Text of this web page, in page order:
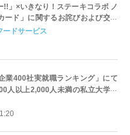
!!」×いきなり！ステーキコラボ ノ
ード」に関するお詫びおよび交換
内
ードサービス
業400社実就職ランキング」にて
人以上2,000人未満の私立大学で
～実就職率は26.5%（前年比＋
の私立大学でも10位にランクイン